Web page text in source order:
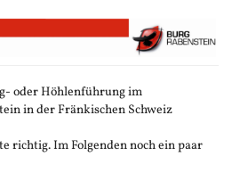
oder Höhlenführung im
in der Fränkischen Schweiz
richtig. Im Folgenden noch ein paar